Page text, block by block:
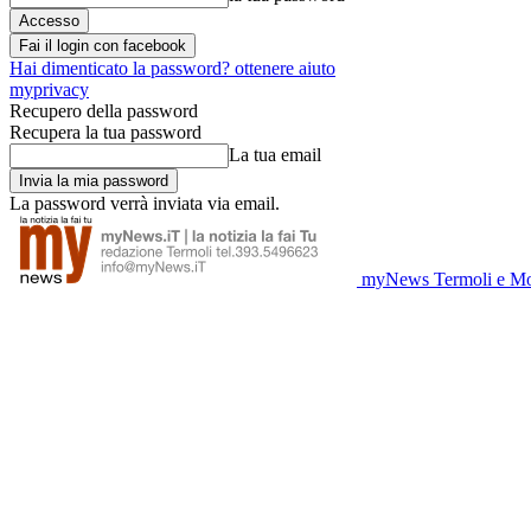
Fai il login con facebook
Hai dimenticato la password? ottenere aiuto
myprivacy
Recupero della password
Recupera la tua password
La tua email
La password verrà inviata via email.
myNews Termoli e